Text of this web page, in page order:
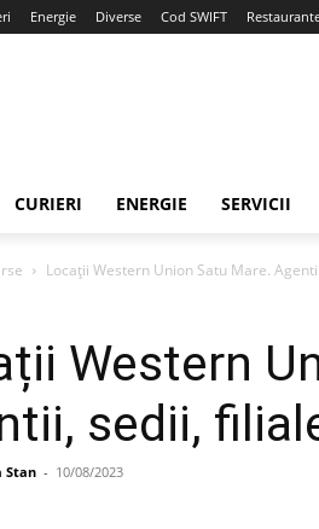
Energie Diverse Cod SWIFT
CURIERI ENERGIE SERVICII
Locații Western Union Satu Mare.
Western
sedii,
Stan - 10/08/2023